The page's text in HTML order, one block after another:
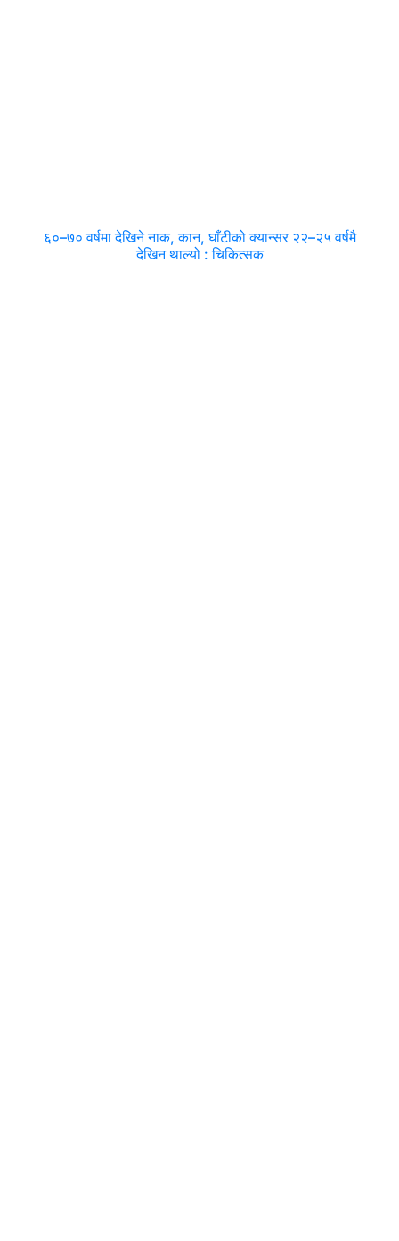
६०–७० वर्षमा देखिने नाक, कान, घाँटीको क्यान्सर २२–२५ वर्षमै
देखिन थाल्यो : चिकित्सक